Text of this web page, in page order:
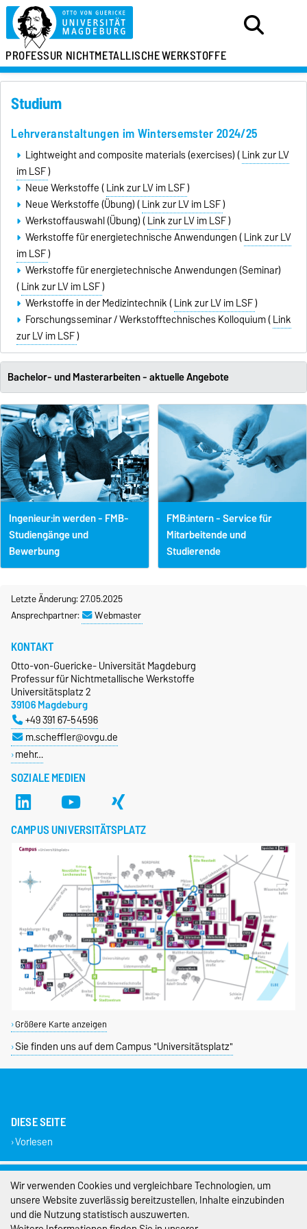
PROFESSUR NICHTMETALLISCHEWERKSTOFFE
Studium
Lehrveranstaltungen im Wintersemster 2024/25
Lightweight and composite materials (exercises) (Link zur LV
im LSF)
Neue Werkstoffe (Link zur LV im LSF)
Neue Werkstoffe (Übung) (Link zur LV im LSF)
Werkstoffauswahl (Übung) (Link zur LV im LSF)
Werkstoffe für energietechnische Anwendungen (Link zur LV
im LSF)
Werkstoffe für energietechnische Anwendungen (Seminar)
(Link zur LV im LSF)
Werkstoffe in der Medizintechnik (Link zur LV im LSF)
Forschungsseminar / Werkstofftechnisches Kolloquium (Link
zur LV im LSF)
Bachelor- und Masterarbeiten - aktuelle Angebote
FMB:intern - Service für
Mitarbeitende und
Studierende
Ingenieur:in werden - FMB-
Studiengänge und
Bewerbung
Letzte Änderung: 27.05.2025
Ansprechpartner:
Webmaster
SOZIALE MEDIEN
KONTAKT
Otto-von-Guericke- Universität Magdeburg
Professur für Nichtmetallische Werkstoffe
Universitätsplatz 2
39106 Magdeburg
+49 391 67-54596
m.scheffler@ovgu.de
mehr…
CAMPUS UNIVERSITÄTSPLATZ
Größere Karte anzeigen
Sie finden uns auf dem Campus "Universitätsplatz"
DIESE SEITE
Vorlesen
Impressum
Datenschutz
Wir verwenden Cookies und vergleichbare Technologien, um
unsere Website zuverlässig bereitzustellen, Inhalte einzubinden
und die Nutzung statistisch auszuwerten.